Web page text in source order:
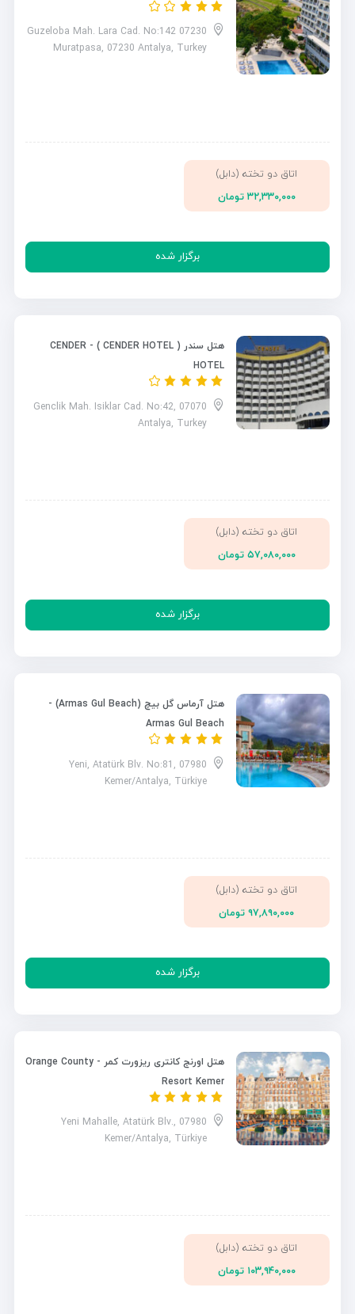
Guzeloba Mah. Lara Cad. No:142 07230
Muratpasa, 07230 Antalya, Turkey
اتاق دو تخته (دابل)
۳۲,۳۳۰,۰۰۰ تومان
برگزار شده
هتل سندر ( CENDER HOTEL ) - CENDER
HOTEL
Genclik Mah. Isiklar Cad. No:42, 07070
Antalya, Turkey
اتاق دو تخته (دابل)
۵۷,۰۸۰,۰۰۰ تومان
برگزار شده
هتل آرماس گل بیچ (Armas Gul Beach) -
Armas Gul Beach
Yeni, Atatürk Blv. No:81, 07980
Kemer/Antalya, Türkiye
اتاق دو تخته (دابل)
۹۷,۸۹۰,۰۰۰ تومان
برگزار شده
هتل اورنج کانتری ریزورت کمر - Orange County
Resort Kemer
Yeni Mahalle, Atatürk Blv., 07980
Kemer/Antalya, Türkiye
اتاق دو تخته (دابل)
۱۰۳,۹۴۰,۰۰۰ تومان